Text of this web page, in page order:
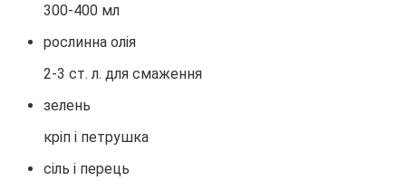
300-400 мл
рослинна олія
2-3 ст. л. для смаження
зелень
кріп і петрушка
сіль і перець